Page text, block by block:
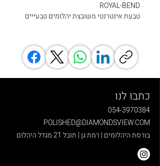
ROYAL-BEND
טבעת אינטרנטי משובצת יהלומים טבעייים
כתבו לנו
054-3970384
POLISHED@DIAMONDSVIEW.COM
בורסת היהלומים | רמת גן | תובל 21 מגדל היהלום